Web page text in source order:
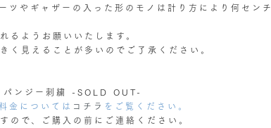
ツやギャザーの入った形のモノは計り方により何センチ
るようお願いいたします。
く見えることが多いのでご了承ください。
パンジー刺繍 -SOLD OUT-
金については コチラ をご覧ください。
ので、ご購入の前にご連絡ください。